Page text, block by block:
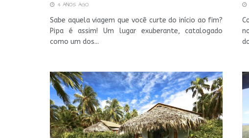
4 ANOS AGO
Sabe aquela viagem que você curte do início ao fim?
Pipa é assim! Um lugar exuberante, catalogado
como um dos...